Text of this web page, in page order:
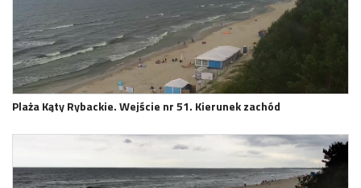
Plaża Kąty Rybackie. Wejście nr 51. Kierunek zachód